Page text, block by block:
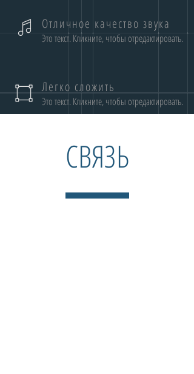
Отличное качество звука
Это текст. Кликните, чтобы отредактировать.
Легко сложить
Это текст. Кликните, чтобы отредактировать.
СВЯЗЬ